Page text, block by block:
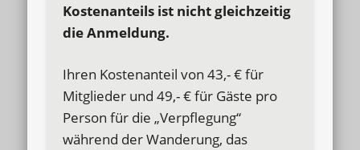
Kostenanteils ist nicht gleichzeitig
die Anmeldung.
Ihren Kostenanteil von 43,- € für
Mitglieder und 49,- € für Gäste pro
Person für die „Verpflegung“
während der Wanderung, das